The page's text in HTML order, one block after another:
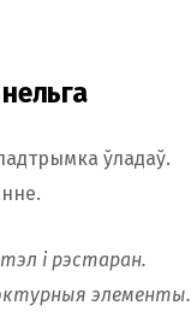
ўладаў.
і рэстаран.
элементы.